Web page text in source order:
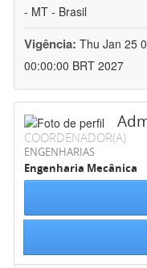
- MT - Brasil
Vigência: Thu Jan 25
00:00:00 BRT 2027
COORDENADOR(A)
ENGENHARIAS
Engenharia Mecânica